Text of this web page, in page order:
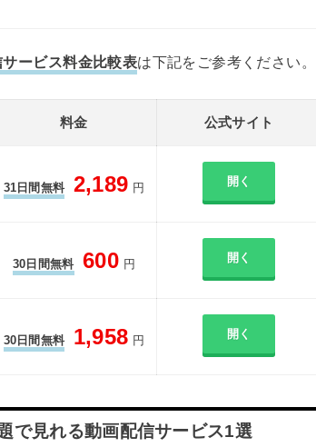
ービス料金比較表は下記をご参考ください。
料金 公式サイト
31日間無料 2,189 円 開く
30日間無料 600 円 開く
30日間無料 1,958 円 開く
で見れる動画配信サービス1選